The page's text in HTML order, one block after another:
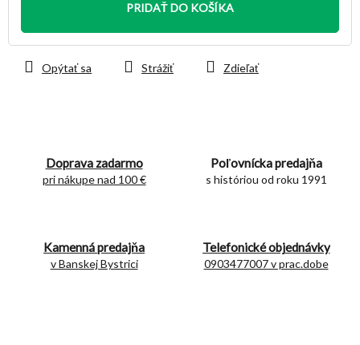
PRIDAŤ DO KOŠÍKA
Doprava zadarmo
pri nákupe nad 100 €
Poľovnícka predajňa
s históriou od roku 1991
Kamenná predajňa
v Banskej Bystrici
Telefonické objednávky
0903477007 v prac.dobe
Opýtať sa Strážiť Zdieľať